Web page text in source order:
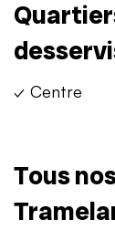
✓ Centre
Tous